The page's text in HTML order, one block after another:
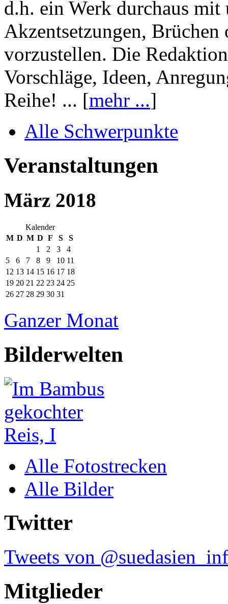
d.h. ein Werk durchaus mit
Akzentsetzungen, Brüchen
vorzustellen. Die
Vorschläge, Ideen,
Reihe! ... [mehr ...]
Alle Schwerpunkte
Veranstaltungen
März 2018
Kalender
M D M D F S
S
1
2 3
4
5
6 7 8 9 10 11
12 13 14 15 16 17 18
19 20 21 22 23 24 25
26 27 28 29 30 31
Ganzer Monat
Bilderwelten
Alle Fotostrecken
Alle Bilder
Twitter
Tweets von
Mitglieder